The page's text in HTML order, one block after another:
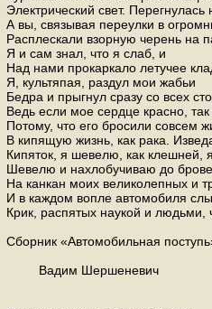
Электрический свет.
А вы, связывая переулки в
Расплескали взорную черень на
Я и сам знал, что я слаб, и
Над нами прокаркало летучее
Я, культяпая, раздул мои жабьи
Бедра и прыгнул сразу со всех
Ведь если мое сердце красно,
Потому, что его бросили совсем
В кипящую жизнь, как рака.
Кипяток, я шевелю, как клешней,
Шевелю и нахлобучиваю до
На канкан моих великолепных и
И в каждом вопле автомобиля
Крик, распятых наукой и людьми,
Сборник «Автомобильная
Вадим Шершеневич